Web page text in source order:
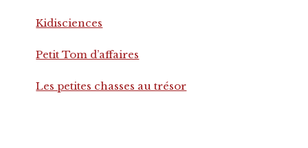
Kidisciences
Petit Tom d’affaires
Les petites chasses au trésor